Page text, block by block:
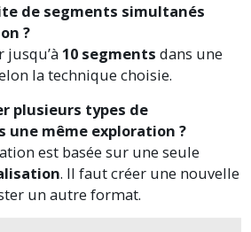
de segments simultanés
?
10 segments dans une
la technique choisie.
plusieurs types de
une même exploration ?
est basée sur une seule
. Il faut créer une nouvelle
un autre format.